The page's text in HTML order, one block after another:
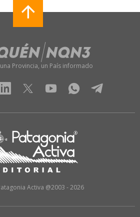
Provincia, un País informado
Activa @2003 - 2026